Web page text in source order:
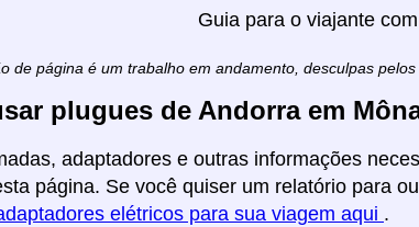
Guia para o viajante
de página é um trabalho em andamento, desculpas
plugues de Andorra em
adaptadores e outras informações
página. Se você quiser um relatório para
elétricos para sua viagem aqui .